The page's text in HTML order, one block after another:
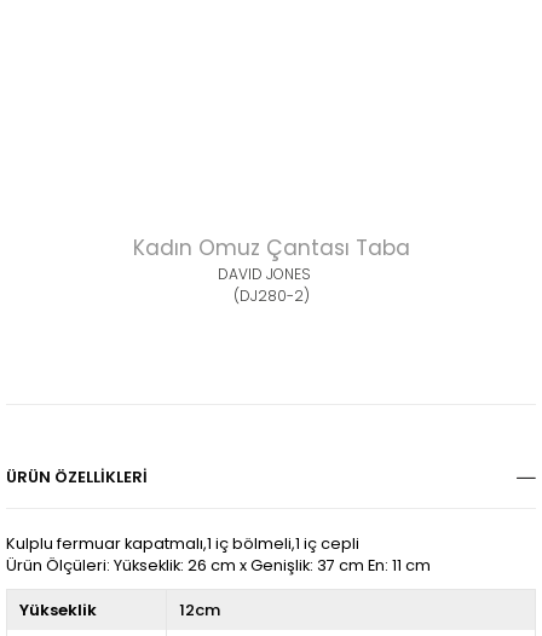
Kadın Omuz Çantası Taba
DAVID JONES
(DJ280-2)
ÜRÜN ÖZELLIKLERI
Kulplu fermuar kapatmalı,1 iç bölmeli,1 iç cepli
Ürün Ölçüleri: Yükseklik: 26 cm x Genişlik: 37 cm En: 11 cm
Yükseklik
12cm